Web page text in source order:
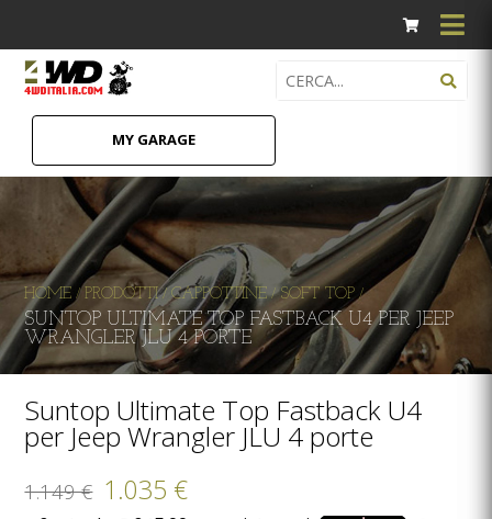
MY GARAGE
HOME /PRODOTTI/CAPPOTTINE/SOFT TOP /
SUNTOP ULTIMATE TOP FASTBACK U4 PER JEEP
WRANGLER JLU 4 PORTE
Suntop Ultimate Top Fastback U4
per Jeep Wrangler JLU 4 porte
1.149 € 1.035 €